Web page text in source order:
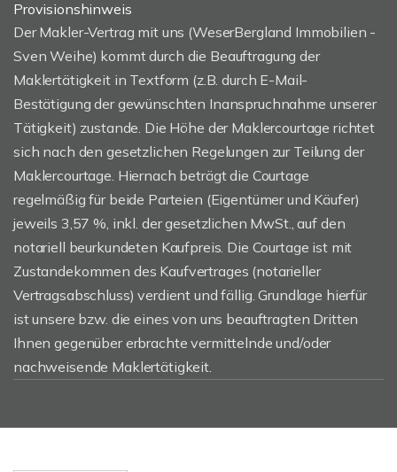
Provisionshinweis
Der Makler-Vertrag mit uns (WeserBergland Immobilien -
Sven Weihe) kommt durch die Beauftragung der
Maklertätigkeit in Textform (z.B. durch E-Mail-
Bestätigung der gewünschten Inanspruchnahme unserer
Tätigkeit) zustande. Die Höhe der Maklercourtage richtet
sich nach den gesetzlichen Regelungen zur Teilung der
Maklercourtage. Hiernach beträgt die Courtage
regelmäßig für beide Parteien (Eigentümer und Käufer)
jeweils 3,57 %, inkl. der gesetzlichen MwSt., auf den
notariell beurkundeten Kaufpreis. Die Courtage ist mit
Zustandekommen des Kaufvertrages (notarieller
Vertragsabschluss) verdient und fällig. Grundlage hierfür
ist unsere bzw. die eines von uns beauftragten Dritten
Ihnen gegenüber erbrachte vermittelnde und/oder
nachweisende Maklertätigkeit.